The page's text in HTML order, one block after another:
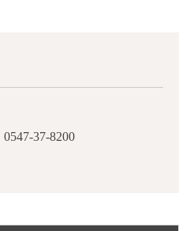
0547-37-8200